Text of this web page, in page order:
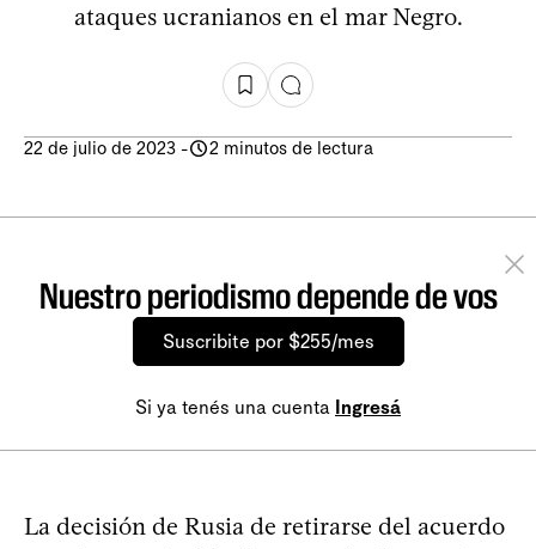
ataques ucranianos en el mar Negro.
22 de julio de 2023 - 2 minutos de lectura
Nuestro periodismo depende de vos
Suscribite por $255/mes
Si ya tenés una cuenta Ingresá
La decisión de Rusia de retirarse del acuerdo